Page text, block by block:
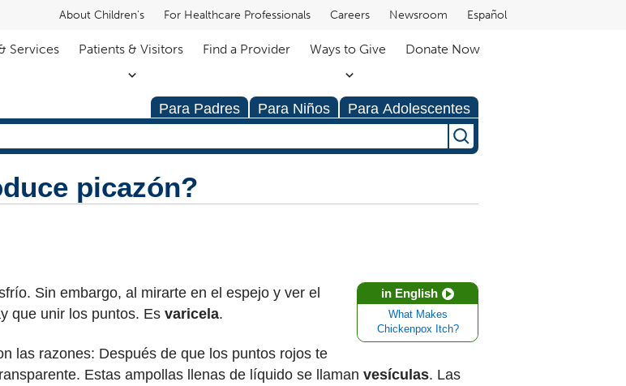
About Children's For Healthcare Professionals Careers Newsroom Español
Services Patients & Visitors Find a Provider Ways to Give Donate Now
Para Padres Para Niños Para Adolescentes
picazón?
in English
What Makes
Chickenpox Itch?
Sin embargo, al mirarte en el espejo y ver el
que unir los puntos. Es varicela.
las razones: Después de que los puntos rojos te
Estas ampollas llenas de líquido se llaman vesículas. Las